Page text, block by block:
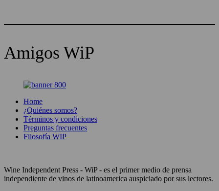
Amigos WiP
Home
¿Quiénes somos?
Términos y condiciones
Preguntas frecuentes
Filosofía WIP
Wine Independent Press - WiP - es el primer medio de prensa
independiente de vinos de latinoamerica auspiciado por sus lectores.